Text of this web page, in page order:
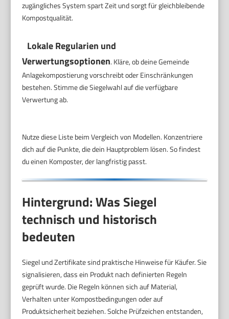
zugängliches System spart Zeit und sorgt für gleichbleibende
Kompostqualität.
Lokale Regularien und
Verwertungsoptionen. Kläre, ob deine Gemeinde
Anlagekompostierung vorschreibt oder Einschränkungen
bestehen. Stimme die Siegelwahl auf die verfügbare
Verwertung ab.
Nutze diese Liste beim Vergleich von Modellen. Konzentriere
dich auf die Punkte, die dein Hauptproblem lösen. So findest
du einen Komposter, der langfristig passt.
Hintergrund: Was Siegel
technisch und historisch
bedeuten
Siegel und Zertifikate sind praktische Hinweise für Käufer. Sie
signalisieren, dass ein Produkt nach definierten Regeln
geprüft wurde. Die Regeln können sich auf Material,
Verhalten unter Kompostbedingungen oder auf
Produktsicherheit beziehen. Solche Prüfzeichen entstanden,